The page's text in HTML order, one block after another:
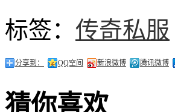
标签： 传奇私服
分享到： QQ空间 新浪微博 腾讯微博
猜你喜欢